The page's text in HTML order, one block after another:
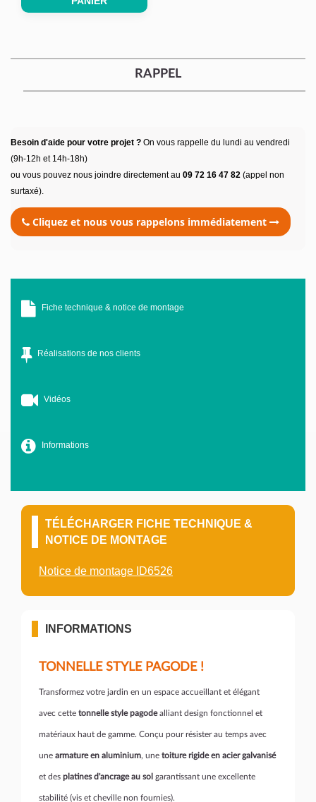
RAPPEL
Besoin d'aide pour votre projet ? On vous rappelle du lundi au vendredi
(9h-12h et 14h-18h)
ou vous pouvez nous joindre directement au 09 72 16 47 82 (appel non
surtaxé).
Cliquez et nous vous rappelons immédiatement
Fiche technique & notice de montage
Réalisations de nos clients
Vidéos
Informations
TÉLÉCHARGER FICHE TECHNIQUE &
NOTICE DE MONTAGE
Notice de montage ID6526
INFORMATIONS
TONNELLE STYLE PAGODE !
Transformez votre jardin en un espace accueillant et élégant
avec cette tonnelle style pagodealliant design fonctionnel et
matériaux haut de gamme. Conçu pour résister au temps avec
une armature en aluminium, une toiture rigide en acier galvanisé
et des platines d'ancrage au sol garantissant une excellente
stabilité (vis et cheville non fournies).